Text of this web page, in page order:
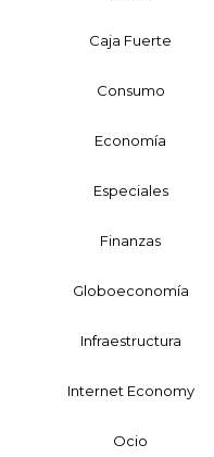
Caja Fuerte
Consumo
Economía
Especiales
Finanzas
Globoeconomía
Infraestructura
Internet Economy
Ocio